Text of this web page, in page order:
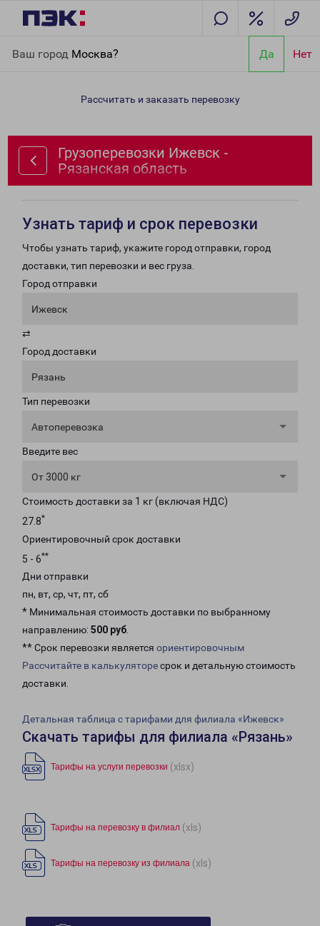
Ваш город Москва? Да Нет
область
Рассчитать и заказать перевозку
Грузоперевозки Ижевск -
Рязанская область
Узнать тариф и срок перевозки
Чтобы узнать тариф, укажите город отправки, город
доставки, тип перевозки и вес груза.
Город отправки
Ижевск
⇄
Город доставки
Рязань
Тип перевозки
Автоперевозка
Введите вес
От 3000 кг
Стоимость доставки за 1 кг (включая НДС)
27.8*
Ориентировочный срок доставки
5 - 6**
Дни отправки
пн, вт, ср, чт, пт, сб
* Минимальная стоимость доставки по выбранному
направлению: 500 руб.
** Срок перевозки является ориентировочным
Рассчитайте в калькуляторесрок и детальную стоимость
доставки.
Детальная таблица с тарифами для филиала «Ижевск»
Скачать тарифы для филиала «Рязань»
Тарифы на услуги перевозки (xlsx)
Тарифы на перевозку в филиал (xls)
Тарифы на перевозку из филиала (xls)